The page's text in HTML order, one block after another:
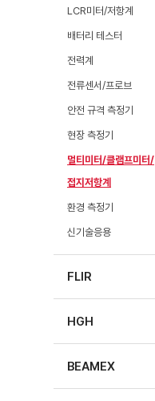
LCR미터/저항계
배터리 테스터
전력계
전류센서/프로브
안전 규격 측정기
현장 측정기
멀티미터/클램프미터/
접지저항계
환경 측정기
신기술응용
FLIR
HGH
BEAMEX